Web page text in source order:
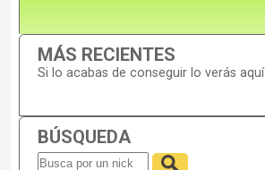
MÁS RECIENTES
Si lo acabas de conseguir lo verás aquí
BÚSQUEDA